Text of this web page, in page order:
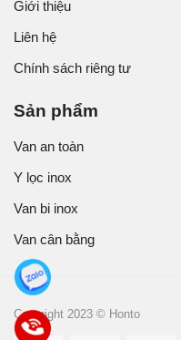
Giới thiệu
Liên hệ
Chính sách riêng tư
Sản phẩm
Van an toàn
Y lọc inox
Van bi inox
Van cân bằng
Copyright 2023 © Honto